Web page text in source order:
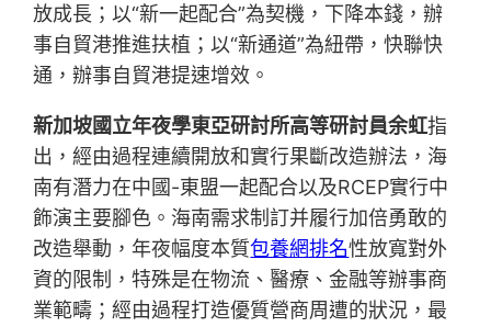
放成長；以“新一起配合”為契機，下降本錢，辦
事自貿港推進扶植；以“新通道”為紐帶，快聯快
通，辦事自貿港提速增效。
新加坡國立年夜學東亞研討所高等研討員余虹指
出，經由過程連續開放和實行果斷改造辦法，海
南有潛力在中國-東盟一起配合以及RCEP實行中
飾演主要腳色。海南需求制訂并履行加倍勇敢的
改造舉動，年夜幅度本質包養網排名性放寬對外
資的限制，特殊是在物流、醫療、金融等辦事商
業範疇；經由過程打造優質營商周遭的狀況，最